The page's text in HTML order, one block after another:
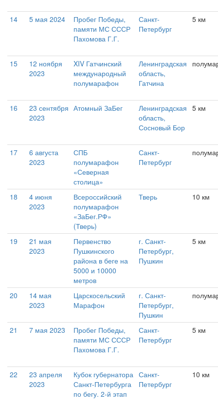
14 5 мая 2024
Пробег Победы,
памяти МС СССР
Пахомова Г.Г.
Санкт-
Петербург
5 км
15
12 ноября
2023
XIV Гатчинский
международный
полумарафон
Ленинградская
область,
Гатчина
16
23 сентября
2023
Атомный ЗаБег
Ленинградская
область,
Сосновый Бор
5 км
17
6 августа
2023
СПБ
полумарафон
«Северная
столица»
Санкт-
Петербург
18
4 июня
2023
Всероссийский
полумарафон
«ЗаБег.РФ»
(Тверь)
Тверь 10 км
19
21 мая
2023
Первенство
Пушкинского
района в беге на
5000 и 10000
метров
г. Санкт-
Петербург,
Пушкин
5 км
20
14 мая
2023
Царскосельский
Марафон
г. Санкт-
Петербург,
Пушкин
21 7 мая 2023
Пробег Победы,
памяти МС СССР
Пахомова Г.Г.
Санкт-
Петербург
5 км
22
23 апреля
2023
Кубок губернатора
Санкт-Петербурга
по бегу. 2-й этап
Санкт-
Петербург
10 км